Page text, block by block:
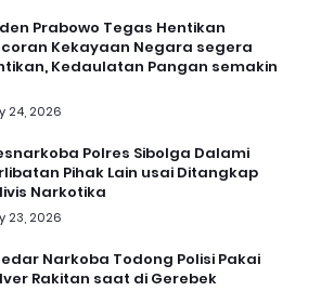
Prabowo Tegas Hentikan
Kekayaan Negara segera
Kedaulatan Pangan semakin
24, 2026
Polres Sibolga Dalami
Pihak Lain usai Ditangkap
Narkotika
23, 2026
Narkoba Todong Polisi Pakai
Rakitan saat di Gerebek